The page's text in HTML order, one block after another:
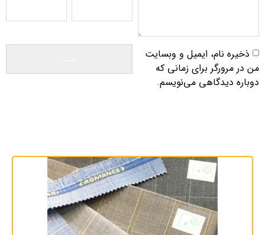
ذخیره نام، ایمیل و وبسایت
من در مرورگر برای زمانی که
دوباره دیدگاهی می‌نویسم.